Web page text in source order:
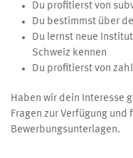
Du profitierst von
Du bestimmst über
Du lernst neue
Schweiz kennen
Du profitierst von
Haben wir dein Interesse
Fragen zur Verfügung und
Bewerbungsunterlagen.